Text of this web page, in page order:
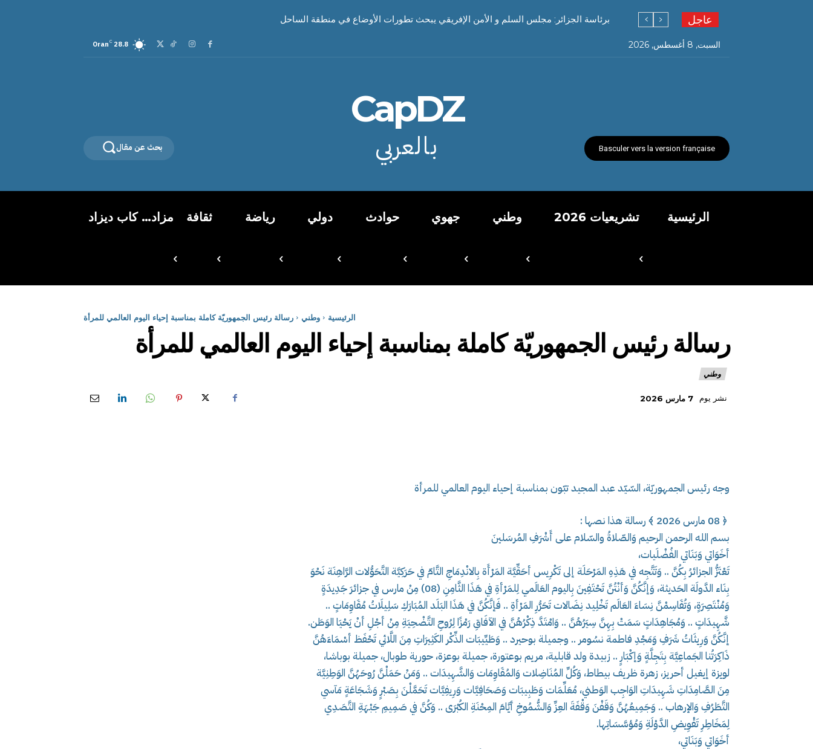
عاجل برئاسة الجزائر: مجلس السلم و الأمن الإفريقي يبحث تطورات الأوضاع في منطقة الساحل
السبت, 8 أغسطس, 2026 28.8
C
Oran
Basculer vers la version française
CapDZ
بالعربي بحث عن مقال
الرئيسية تشريعيات 2026 وطني جهوي حوادث دولي رياضة ثقافة مزاد… كاب ديزاد
الرئيسية وطني رسالة رئيس الجمهوريّة كاملة بمناسبة إحياء اليوم العالمي للمرأة
رسالة رئيس الجمهوريّة كاملة بمناسبة إحياء اليوم العالمي للمرأة
وطني
نشر يوم 7 مارس 2026
وجه رئيس الجمهوريّة، السّيّد عبد المجيد تبّون بمناسبة إحياء اليوم العالمي للمرأة
﴿ 08 مارس 2026 ﴾ رسالة هذا نصها :
بسم الله الرحمن الرحيم وَالصّلاةُ والسّلام على أَشْرَفِ المُرسَلينَ
أخَوَاتي وَبَنَاتي الفُضْلَيات،
تَعْتَزُّ الجزائرُ بِكُنَّ .. وَتَتَّجِه في هَذِهِ المَرْحَلَة إلى تَكْرِيس أحَقِّيَّة المَرْأَة بِالانْدِمَاجِ التَّامّ في حَرَكِيَّة التَّحَوُّلات الرَّاهِنَة نَحْوَ
بِنَاء الدَّولَة الحَديثة، وَإنَّكُنَّ وَأنْتُنَّ تَحْتَفِينَ بِاليوم العَالَمي لِلمَرْأةِ في هَذَا الثَّامِنِ (08) مِنْ مارس في جزائرَ جَدِيدَةٍ
وَمُنْتَصِرَةٍ، وَتُقَاسِمْنَّ نِسَاءَ العَالَم تَخْلِيد نِضَالات تَحَرُّرِ المَرْأةِ .. فَإنَّكُنَّ في هَذَا البَلَد المُبَارَكِ سَلِيلَاتُ مُقَاوِمَاتٍ ..
شَّهِيدَاتٍ .. وَمُجَاهِدَاتٍ سَمَتْ بِهِنَّ سِيَرُهُنَّ .. وَامْتَدَّ ذِكْرُهُنَّ في الآفَاقِ رَمْزًا لِرُوحِ التَّضْحِيَةِ مِنْ أجْلِ أنْ يَحْيَا الوَطَن.
إنَّكُنَّ وَرِيثَاتُ شَرَفِ وَمَجْدِ فاطمة نسُومر .. وجميلة بوحيرد .. وَطَيِّيبَات الذِّكْر الكَثِيرَاتِ مِنَ اللَّائي تَحْفَظ أسْمَاءَهُنَّ
ذَاكِرَتُنا الجَماعِيَّة بِتَجِلَّةٍ وَإكْبَارٍ .. زبيدة ولد قابلية، مريم بوعتورة، جميلة بوعزة، حورية طوبال، جميلة بوباشا،
لويزة إيغيل أحريز، زهرة ظريف بيطاط، وَكُلِّ المُنَاضِلات وَالمُقَاوِمَات وَالشَّهِيدَات .. وَمَنْ حَمَلْنَّ رُوحَهُنَّ الوَطِنِيَّة
مِنَ الصَّامِدَاتِ شَهِيدَاتِ الوَاجِب الوَطني، مُعَلِّمَات وَطَبِيبَات وَصَحَافِيَّات وَرِيفِيَّات تَحَمَّلْنَ بِصَبْرٍ وَشَجَاعَةٍ مَآسي
التَّطَرُفِ وَالإرهاب .. وَجَمِيعُهُنَّ وَقَفْنَ وَقْفَةَ العِزِّ وَالشُّمُوخِ أيَّامَ المِحْنَةِ الكُبْرَى .. وَكُنَّ في صَمِيمِ جَبْهَةِ التَّصَدِي
لِمَخَاطِرِ تَقْوِيضِ الدَّوْلَةِ وَمُؤسَّسَاتِها.
أخَوَاتي وَبَنَاتي،